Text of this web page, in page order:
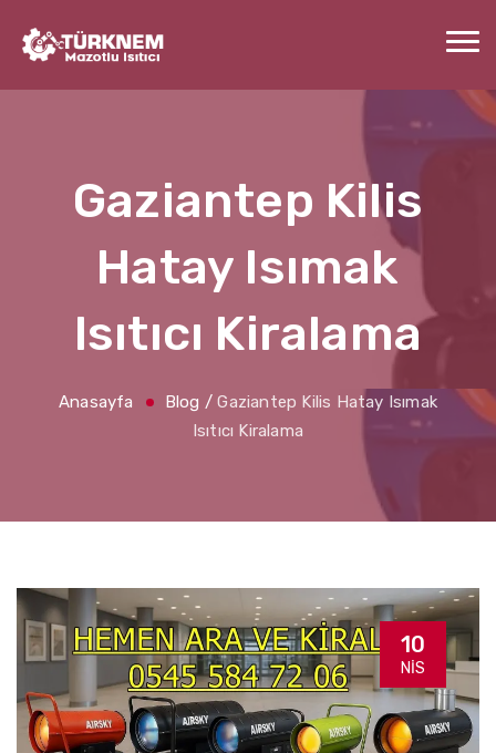
Gaziantep Kilis
Hatay Isımak
Isıtıcı Kiralama
Anasayfa Blog /Gaziantep Kilis Hatay Isımak
Isıtıcı Kiralama
10
NIS